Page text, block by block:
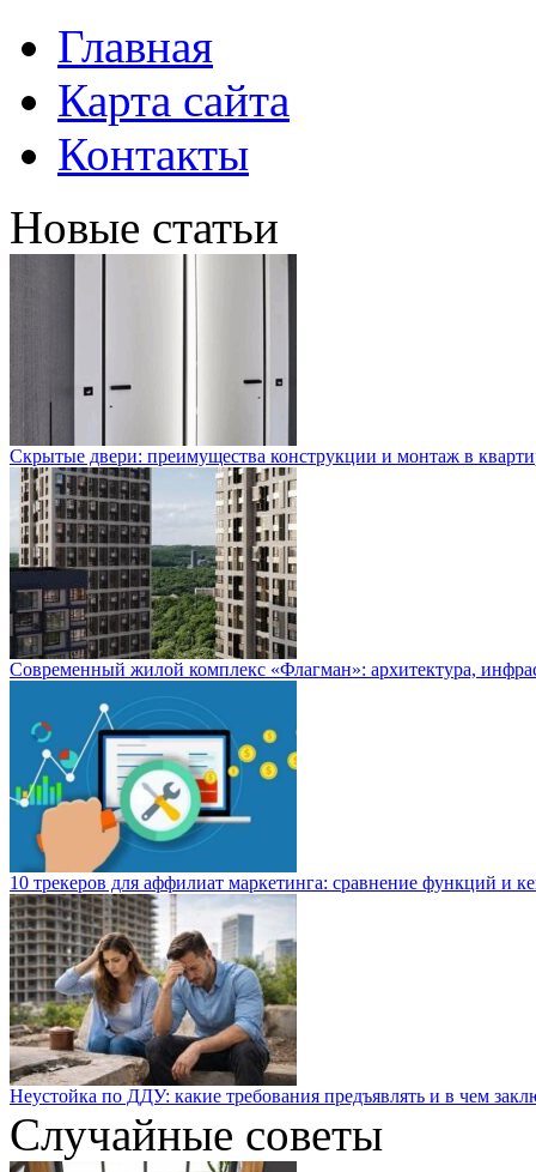
Главная
Карта сайта
Контакты
Новые статьи
Скрытые двери: преимущества конструкции и монтаж в
Современный жилой комплекс «Флагман»: архитектура,
10 трекеров для аффилиат маркетинга: сравнение функций и
Неустойка по ДДУ: какие требования предъявлять и в чем
Случайные советы